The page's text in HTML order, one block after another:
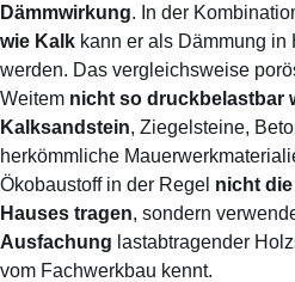
Dämmwirkung. In der
wie Kalk kann er als Dämmung
werden. Das vergleichsweise
Weitem nicht so druckbelastbar
Kalksandstein, Ziegelsteine,
herkömmliche
Ökobaustoff in der Regel nicht
Hauses tragen, sondern
Ausfachung lastabtragender
vom Fachwerkbau kennt.